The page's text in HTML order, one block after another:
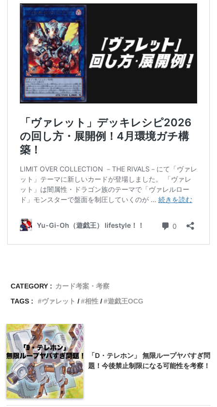
CATEGORY : カード考案・考察
TAGS :
ヴァレット 相性 遊戯王OCG
「D・テレホン」 無限ループヤバすぎ問
題！今後禁止制限になる可能性を考察！